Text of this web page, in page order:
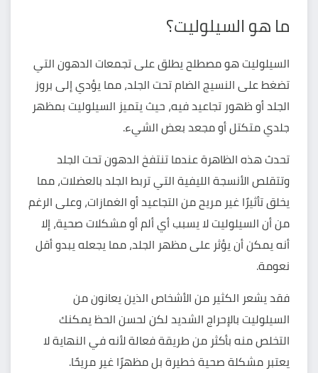
ما هو السيلوليت؟
السيلوليت هو مصطلح يطلق على تجمعات الدهون التي
تضغط على النسيج الضام تحت الجلد، مما يؤدي إلى بروز
الجلد أو ظهور تجاعيد فيه، حيث يتميز السيلوليت بمظهر
جلدي متكتل أو مجعد بعض الشيء.
تحدث هذه الظاهرة عندما تنتفخ الدهون تحت الجلد
وتتقلص الأنسجة الليفية التي تربط الجلد بالعضلات، مما
يخلق تأثيرًا غير مريح من التجاعيد أو الغمازات، وعلى الرغم
من أن السيلوليت لا يسبب أي ألم أو مشكلات صحية، إلا
أنه يمكن أن يؤثر على مظهر الجلد، مما يجعله يبدو أقل
نعومة.
فقد يشعر الكثير من الأشخاص الذين يعانون من
السيلوليت بالإحراج الشديد لكن لحسن الحظ يمكنك
التخلص منه بأكثر من طريقة فعالة لأنه في النهاية لا
يعتبر مشكلة صحية خطيرة بل مظهرًا غير مريحًا.